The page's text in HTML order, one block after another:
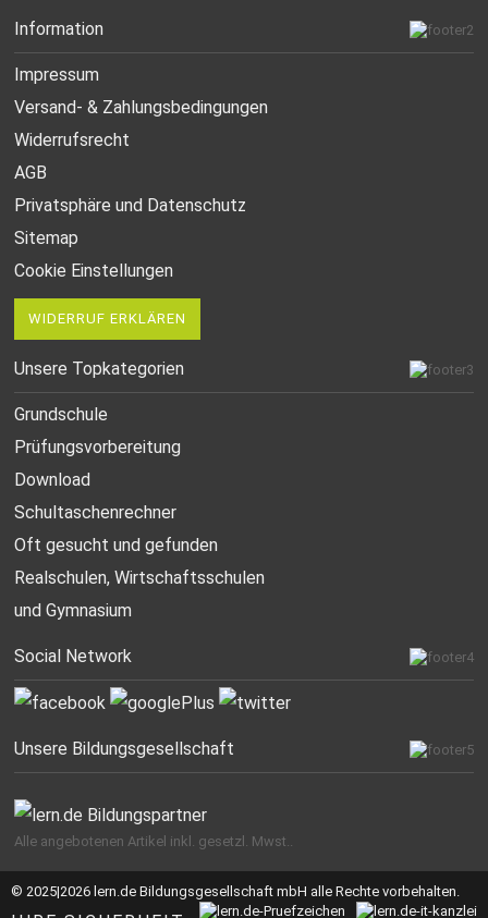
Information
Impressum
Versand- & Zahlungsbedingungen
Widerrufsrecht
AGB
Privatsphäre und Datenschutz
Sitemap
Cookie Einstellungen
WIDERRUF ERKLÄREN
Unsere Topkategorien
Grundschule
Prüfungsvorbereitung
Download
Schultaschenrechner
Oft gesucht und gefunden
Realschulen,Wirtschaftsschulen
und Gymnasium
Social Network
Unsere Bildungsgesellschaft
Alle angebotenen Artikel inkl. gesetzl. Mwst..
© 2025|2026 lern.de Bildungsgesellschaft mbH alle Rechte vorbehalten.